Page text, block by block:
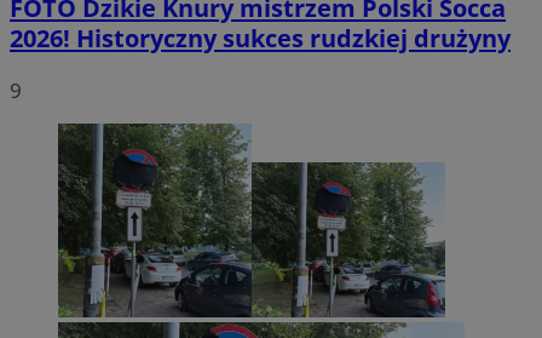
FOTO Dzikie Knury mistrzem Polski Socca
2026! Historyczny sukces rudzkiej drużyny
9